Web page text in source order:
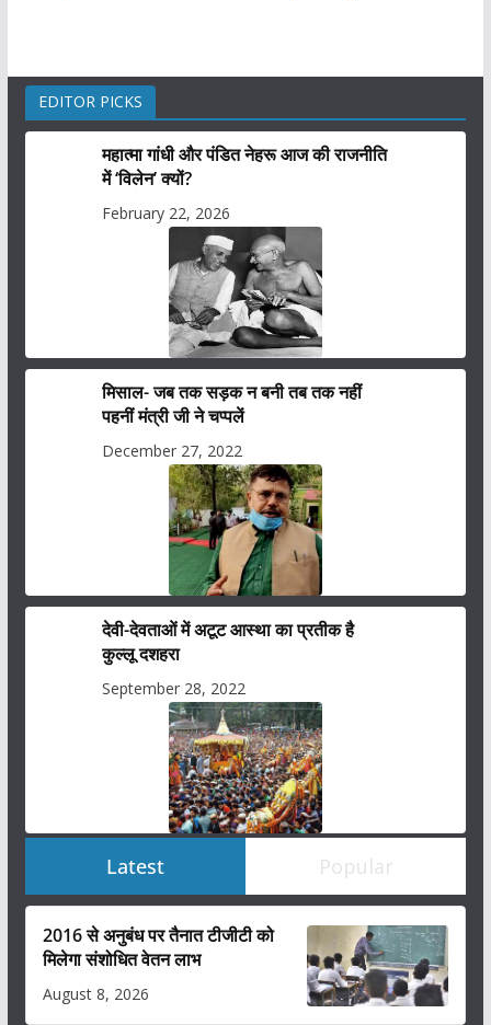
EDITOR PICKS
महात्मा गांधी और पंडित नेहरू आज की राजनीति
में ‘विलेन’ क्यों?
February 22, 2026
मिसाल- जब तक सड़क न बनी तब तक नहीं
पहनीं मंत्री जी ने चप्पलें
December 27, 2022
देवी-देवताओं में अटूट आस्था का प्रतीक है
कुल्लू दशहरा
September 28, 2022
Latest Popular
2016 से अनुबंध पर तैनात टीजीटी को
मिलेगा संशोधित वेतन लाभ
August 8, 2026